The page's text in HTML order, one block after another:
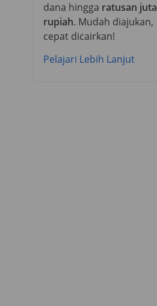
dana hingga ratusan juta
rupiah. Mudah diajukan,
cepat dicairkan!
Pelajari Lebih Lanjut